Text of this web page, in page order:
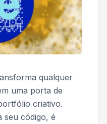
qualquer
uma porta de
criativo.
seu código, é